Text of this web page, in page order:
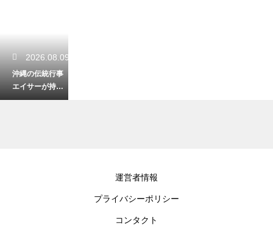
2026.08.09
沖縄の伝統行事
エイサーが持つ
意味とは？祖先
運営者情報
プライバシーポリシー
コンタクト